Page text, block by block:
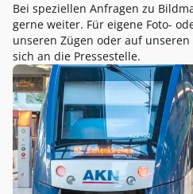
Bei speziellen Anfragen zu
gerne weiter. Für eigene Foto-
unseren Zügen oder auf
sich an die Pressestelle.